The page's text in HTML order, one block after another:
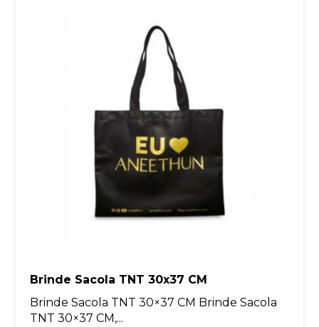
Brinde Sacola TNT 30x37 CM
Brinde Sacola TNT 30×37 CM Brinde Sacola
TNT 30×37 CM,...